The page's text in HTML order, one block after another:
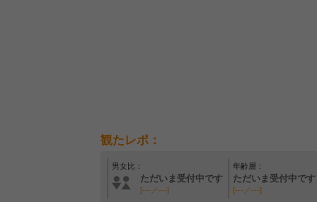
観たレポ：
男女比：
ただいま受付中です
[---／---]
年齢層：
ただいま受付中です
[---／---]